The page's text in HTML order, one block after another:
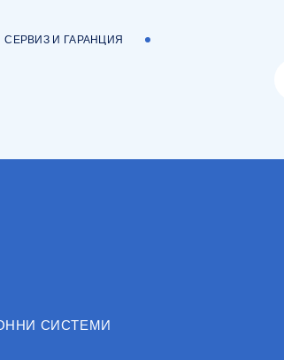
СЕРВИЗ И ГАРАНЦИЯ
СИСТЕМИ